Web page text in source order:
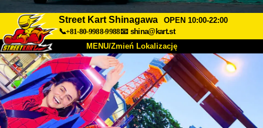
Street Kart Shinagawa
OPEN 10:00-22:00
📞+81-80-9988-9988📧 shina@kart.st
MENU/Zmień Lokalizację
O nas Specyfikacja Cena
Dojazd Opinie FAQ